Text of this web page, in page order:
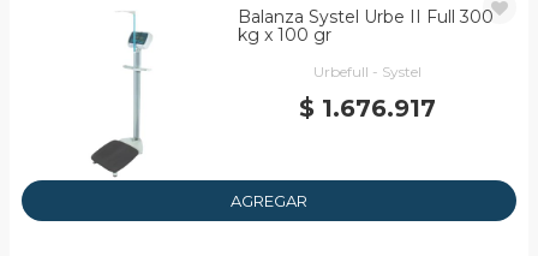
Balanza Systel Urbe II Full 300
kg x 100 gr
Urbefull - Systel
$ 1.676.917
AGREGAR